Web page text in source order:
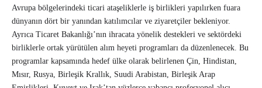
Avrupa bölgelerindeki ticari ataşeliklerle iş birlikleri yapılırken fuara
dünyanın dört bir yanından katılımcılar ve ziyaretçiler bekleniyor.
Ayrıca Ticaret Bakanlığı’nın ihracata yönelik destekleri ve sektördeki
birliklerle ortak yürütülen alım heyeti programları da düzenlenecek. Bu
programlar kapsamında hedef ülke olarak belirlenen Çin, Hindistan,
Mısır, Rusya, Birleşik Krallık, Suudi Arabistan, Birleşik Arap